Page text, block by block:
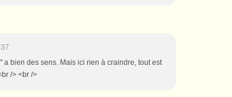
a bien des sens. Mais ici rien à craindre, tout est
/> <br />